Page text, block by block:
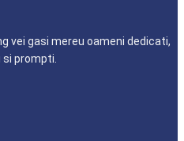
vei gasi mereu oameni dedicati,
si prompti.